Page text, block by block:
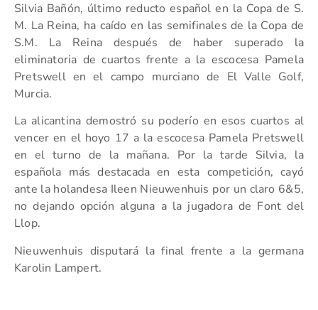
Silvia Bañón, último reducto español en la Copa de S.
M. La Reina, ha caído en las semifinales de la Copa de
S.M. La Reina después de haber superado la
eliminatoria de cuartos frente a la escocesa Pamela
Pretswell en el campo murciano de El Valle Golf,
Murcia.
La alicantina demostró su poderío en esos cuartos al
vencer en el hoyo 17 a la escocesa Pamela Pretswell
en el turno de la mañana. Por la tarde Silvia, la
española más destacada en esta competición, cayó
ante la holandesa Ileen Nieuwenhuis por un claro 6&5,
no dejando opción alguna a la jugadora de Font del
Llop.
Nieuwenhuis disputará la final frente a la germana
Karolin Lampert.